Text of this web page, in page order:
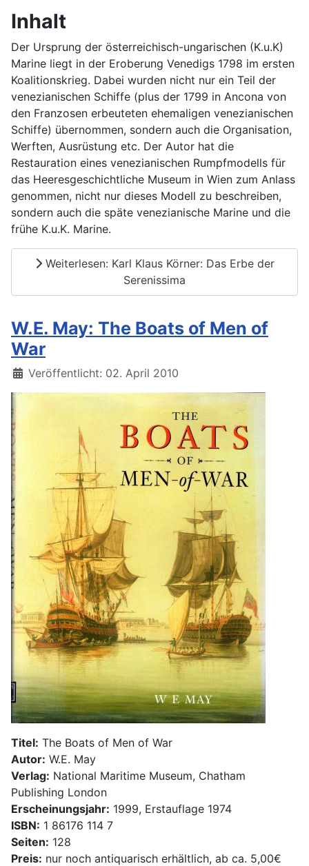
Inhalt
Der Ursprung der österreichisch-ungarischen (K.u.K)
Marine liegt in der Eroberung Venedigs 1798 im ersten
Koalitionskrieg. Dabei wurden nicht nur ein Teil der
venezianischen Schiffe (plus der 1799 in Ancona von
den Franzosen erbeuteten ehemaligen venezianischen
Schiffe) übernommen, sondern auch die Organisation,
Werften, Ausrüstung etc. Der Autor hat die
Restauration eines venezianischen Rumpfmodells für
das Heeresgeschichtliche Museum in Wien zum Anlass
genommen, nicht nur dieses Modell zu beschreiben,
sondern auch die späte venezianische Marine und die
frühe K.u.K. Marine.
Weiterlesen: Karl Klaus Körner: Das Erbe der
Serenissima
W.E. May: The Boats of Men of
War
Details
Veröffentlicht: 02. April 2010
Titel: The Boats of Men of War
Autor: W.E. May
Verlag: National Maritime Museum, Chatham
Publishing London
Erscheinungsjahr: 1999, Erstauflage 1974
ISBN: 1 86176 114 7
Seiten: 128
Preis: nur noch antiquarisch erhältlich, ab ca. 5,00€